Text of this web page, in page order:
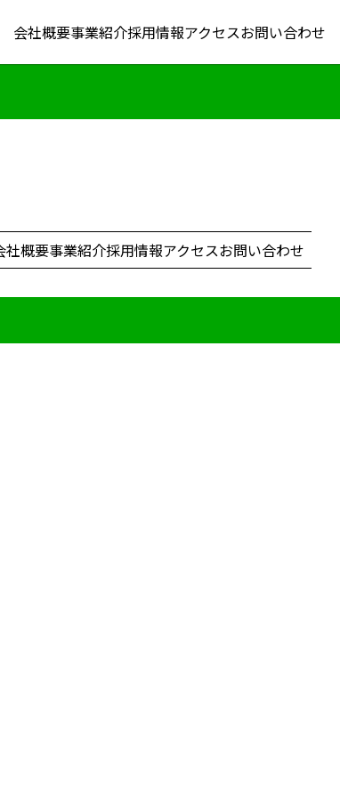
会社概要事業紹介採用情報アクセスお問い合わせ
社概要事業紹介採用情報アクセスお問い合わせ